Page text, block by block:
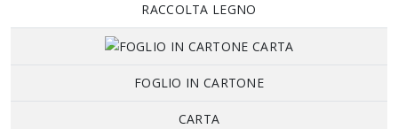
RACCOLTA LEGNO
FOGLIO IN CARTONE
CARTA